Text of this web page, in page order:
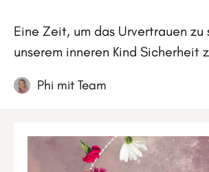
Eine Zeit, um das Urvertrauen zu
unserem inneren Kind Sicherheit
Phi mit Team